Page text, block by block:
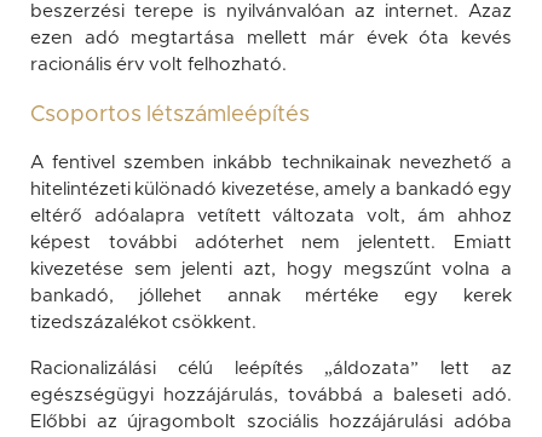
beszerzési terepe is nyilvánvalóan az internet. Azaz
ezen adó megtartása mellett már évek óta kevés
racionális érv volt felhozható.
Csoportos létszámleépítés
A fentivel szemben inkább technikainak nevezhető a
hitelintézeti különadó kivezetése, amely a bankadó egy
eltérő adóalapra vetített változata volt, ám ahhoz
képest további adóterhet nem jelentett. Emiatt
kivezetése sem jelenti azt, hogy megszűnt volna a
bankadó, jóllehet annak mértéke egy kerek
tizedszázalékot csökkent.
Racionalizálási célú leépítés „áldozata” lett az
egészségügyi hozzájárulás, továbbá a baleseti adó.
Előbbi az újragombolt szociális hozzájárulási adóba